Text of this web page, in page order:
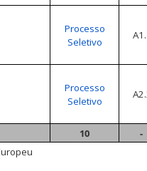
Processo
Seletivo
Processo
Seletivo
10
-